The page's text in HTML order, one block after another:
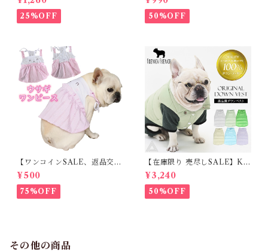
ス夏 フリル 犬服 ドックウェア
25%OFF
ック レモン柄 犬服 ドックウェ
ア
50%OFF
【ワンコインSALE、返品交換
不可】KM171SK フレンチブ
ルドック 犬服 女の子 ピンク
スカート
¥500
75%OFF
【在庫限り 売尽しSALE】K
M952Tダウンベスト 100%ダ
ウン・フェザー 犬 犬服 ダウン
ジャケット ベスト フレンチブ
ルドッグ 冬服 極暖 暖かい 可
¥3,240
50%OFF
その他の商品